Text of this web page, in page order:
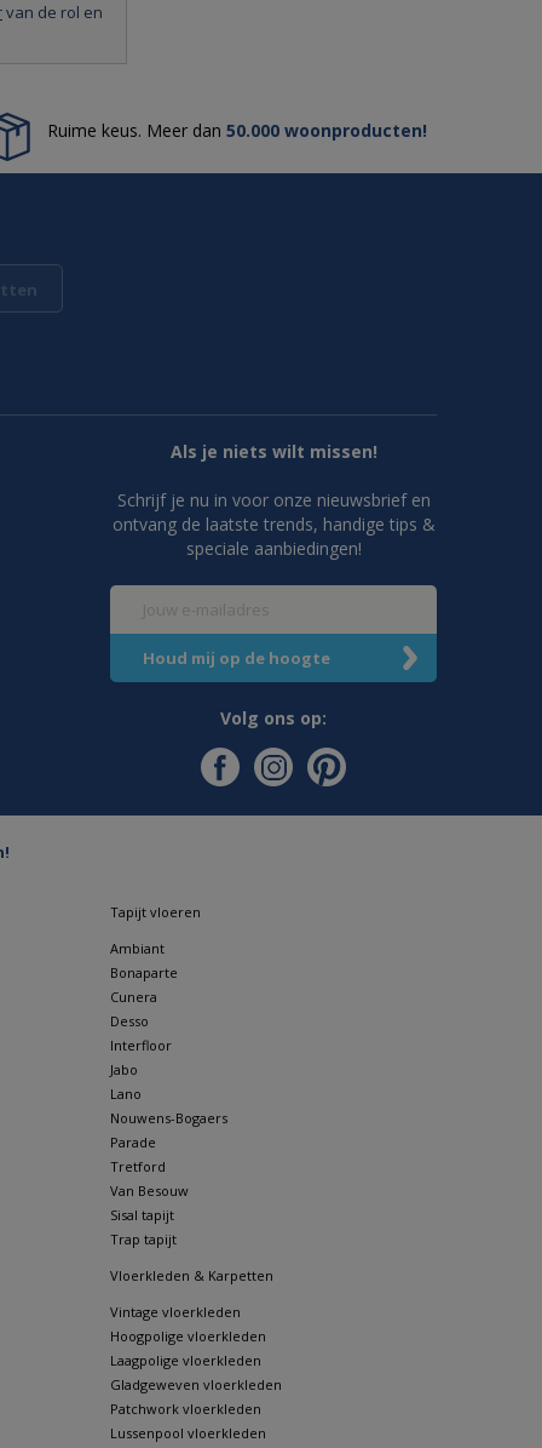
van de rol en
Ruime keus. Meer dan 50.000 woonproducten!
Als je niets wilt missen!
Schrijf je nu in voor onze nieuwsbrief en
ontvang de laatste trends, handige tips &
speciale aanbiedingen!
Volg ons op:
Tapijt vloeren
Ambiant
Bonaparte
Cunera
Desso
Interfloor
Jabo
Lano
Nouwens-Bogaers
Parade
Tretford
Van Besouw
Sisal tapijt
Trap tapijt
Vloerkleden & Karpetten
Vintage vloerkleden
Hoogpolige vloerkleden
Laagpolige vloerkleden
Gladgeweven vloerkleden
Patchwork vloerkleden
Lussenpool vloerkleden